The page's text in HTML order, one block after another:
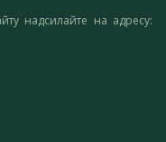
надсилайте на адресу: